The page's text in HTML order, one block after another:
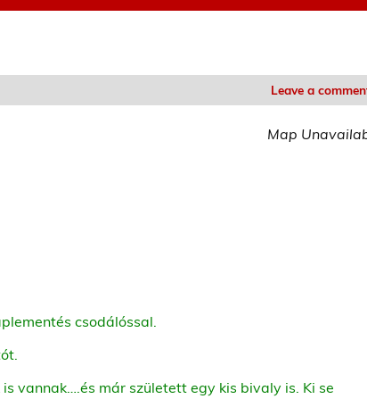
Leave a
Map
csodálóssal.
vannak….és már született egy kis bivaly is. Ki se